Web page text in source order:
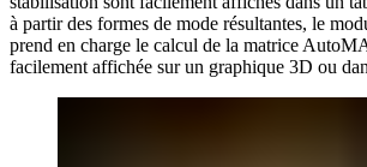
à partir des formes de mode résultantes, le
prend en charge le calcul de la matrice
facilement affichée sur un graphique 3D ou